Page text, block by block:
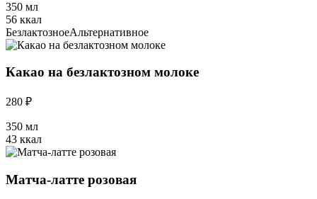
350 мл
56 ккал
БезлактозноеАльтернативное
Какао на безлактозном молоке
280 ₽
350 мл
43 ккал
Матча-латте розовая